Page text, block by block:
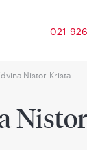
021
Nistor-Krista